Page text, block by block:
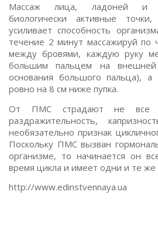
Массаж лица, ладоней и
биологически активные
усиливает способность
течение 2 минут массажируй по
между бровями, каждую руку
большим пальцем на
основания большого пальца), а
ровно на 8 см ниже пупка.
От ПМС страдают не все
раздражительность,
необязательно признак
Поскольку ПМС вызван
организме, то начинается он
время цикла и имеет одни и те
http://www.edinstvennaya.ua